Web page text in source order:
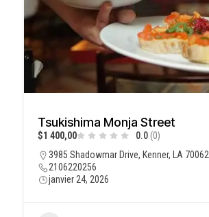
Tsukishima Monja Street
$1 400,00 0.0 (0)
3985 Shadowmar Drive, Kenner, LA 70062
2106220256
janvier 24, 2026